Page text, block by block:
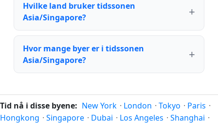
Hvilke land bruker tidssonen
Asia/Singapore?
Hvor mange byer er i tidssonen
Asia/Singapore?
Tid nå i disse byene: New York · London · Tokyo · Paris ·
Hongkong · Singapore · Dubai · Los Angeles · Shanghai ·